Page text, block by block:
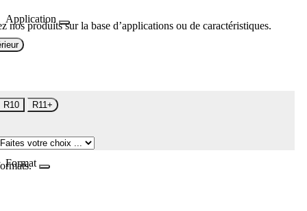
Application
nos produits sur la base d’applications ou de caractéristiques.
R10 R11+
Format